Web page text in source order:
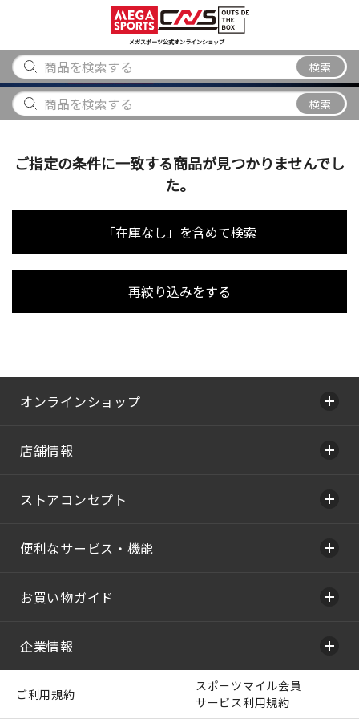
メガスポーツ公式オンラインショップ
検索
アウトドア
から探す
ブランド
から探す
検索
ご指定の条件に一致する商品が見つかりませんでし
た。
「在庫なし」を含めて検索
再絞り込みをする
オンラインショップ
店舗情報
ストアコンセプト
便利なサービス・機能
お買い物ガイド
企業情報
ご利用規約
スポーツマイル会員
サービス利用規約